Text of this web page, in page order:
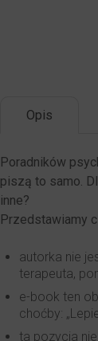
Opis
Poradników
piszą to samo.
inne?
Przedstawiamy
autorka nie
terapeuta,
e-book ten
choćby:
ta pozycja